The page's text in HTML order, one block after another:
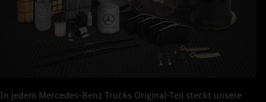
In jedem Mercedes‑Benz Trucks Original-Teil steckt unsere